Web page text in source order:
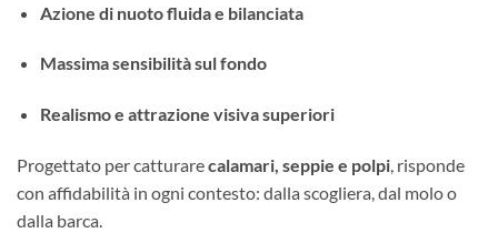
Azione di nuoto fluida e bilanciata
Massima sensibilità sul fondo
Realismo e attrazione visiva superiori
Progettato per catturarecalamari, seppie e polpi, risponde
con affidabilità in ogni contesto: dalla scogliera, dal molo o
dalla barca.